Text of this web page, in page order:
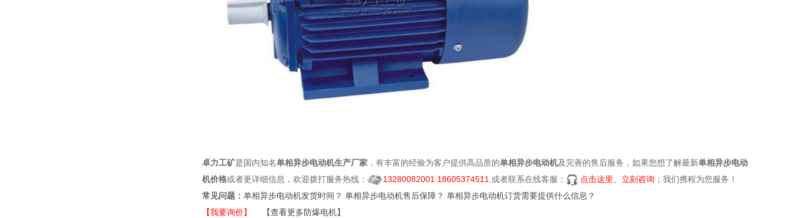
卓力工矿是国内知名单相异步电动机生产厂家 ，有丰富的经验为客户提供高品质的单相异步电动机及完善的售后服务，如果您想了解最新单相异步电动
机价格或者更详细信息，欢迎拨打服务热线： 13280082001 18605374511. 或者联系在线客服： 点击这里、立刻咨询 ；我们携程为您服务！
常见问题： 单相异步电动机发货时间？ 单相异步电动机售后保障？ 单相异步电动机订货需要提供什么信息？
【我要询价】
【查看更多防爆电机】